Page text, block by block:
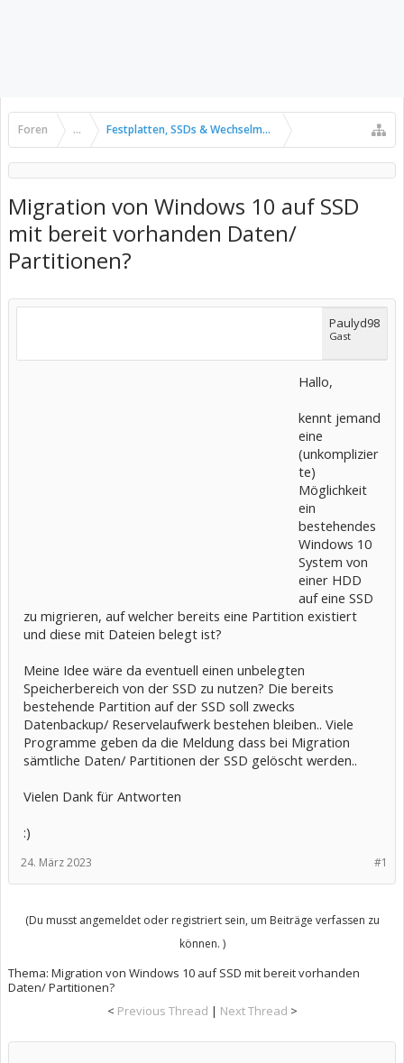
Foren ... Festplatten, SSDs & Wechselmedien
Migration von Windows 10 auf SSD
mit bereit vorhanden Daten/
Partitionen?
Paulyd98
Gast
Hallo,
kennt jemand
eine
(unkomplizier
te)
Möglichkeit
ein
bestehendes
Windows 10
System von
einer HDD
auf eine SSD
zu migrieren, auf welcher bereits eine Partition existiert
und diese mit Dateien belegt ist?
Meine Idee wäre da eventuell einen unbelegten
Speicherbereich von der SSD zu nutzen? Die bereits
bestehende Partition auf der SSD soll zwecks
Datenbackup/ Reservelaufwerk bestehen bleiben.. Viele
Programme geben da die Meldung dass bei Migration
sämtliche Daten/ Partitionen der SSD gelöscht werden..
Vielen Dank für Antworten
:)
#1
24. März 2023
(Du musst angemeldet oder registriert sein, um Beiträge verfassen zu
können. )
Thema: Migration von Windows 10 auf SSD mit bereit vorhanden
Daten/ Partitionen?
< Previous Thread | Next Thread >